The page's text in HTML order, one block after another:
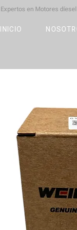
Expertos en Motores
INICIO